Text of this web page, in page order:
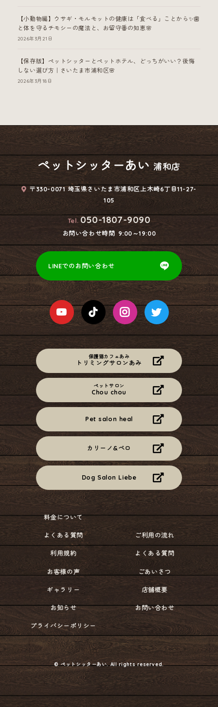
【小動物編】ウサギ・モルモットの健康は「食べる」ことから✨歯
と体を守るチモシーの魔法と、お留守番の知恵🌸
2026年3月21日
【保存版】ペットシッターとペットホテル、どっちがいい？後悔
しない選び方｜さいたま市浦和区🌸
2026年3月18日
ペットシッターあい 浦和店
〒330-0071 埼玉県さいたま市浦和区上木崎6丁目11-27-
105
Tel. 050-1807-9090
お問い合わせ時間 9:00～19:00
LINEでのお問い合わせ
保護猫カフェあみ
トリミングサロンあみ
ペットサロン
Chou chou
Pet salon heal
カリーノ&ベロ
Dog Salon Liebe
料金について
よくある質問 ご利用の流れ
利用規約 よくある質問
お客様の声 ごあいさつ
ギャラリー 店舗概要
お知らせ お問い合わせ
プライバシーポリシー
© ペットシッターあい. All rights reserved.